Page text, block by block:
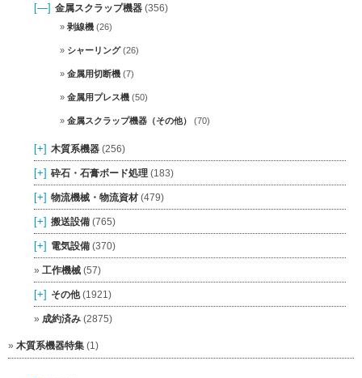
[—] 金属スクラップ機器 (356)
剥線機 (26)
シャーリング(26)
金属用切断機 (7)
金属用プレス機 (50)
金属スクラップ機器（その他） (70)
[+] 木質系機器 (256)
[+] 砕石・石膏ボード処理 (183)
[+] 物流機械・物流資材 (479)
[+] 搬送設備 (765)
[+] 電気設備 (370)
工作機械 (57)
[+] その他(1921)
成約済み (2875)
木質系機器特集 (1)